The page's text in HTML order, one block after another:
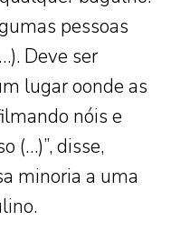
pessoas
Deve ser
lugar oonde as
nóis e
(…)”, disse,
minoria a uma